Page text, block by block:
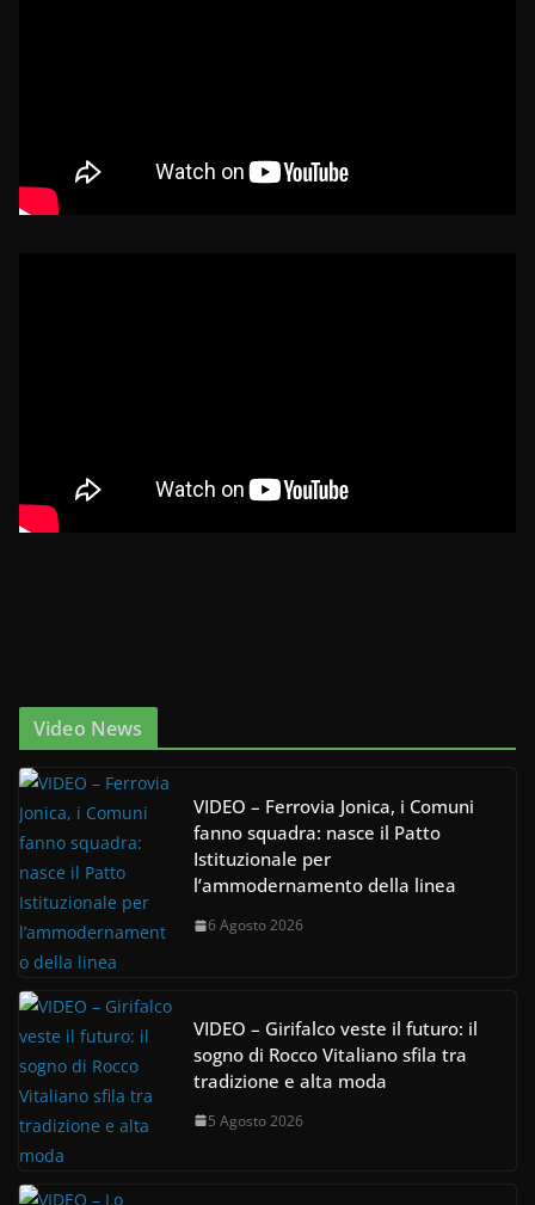
Video News
VIDEO – Ferrovia Jonica, i Comuni
fanno squadra: nasce il Patto
Istituzionale per
l’ammodernamento della linea
6 Agosto 2026
VIDEO – Girifalco veste il futuro: il
sogno di Rocco Vitaliano sfila tra
tradizione e alta moda
5 Agosto 2026